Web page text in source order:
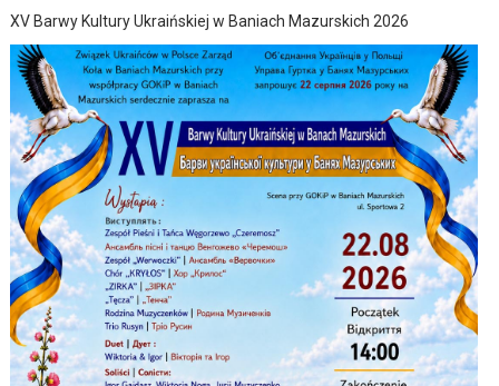
XV Barwy Kultury Ukraińskiej w Baniach Mazurskich 2026